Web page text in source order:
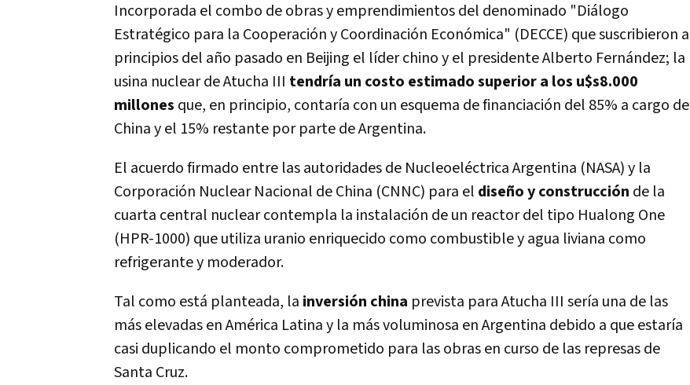
Incorporada el combo de obras y emprendimientos del denominado "Diálogo
Estratégico para la Cooperación y Coordinación Económica" (DECCE) que suscribieron a
principios del año pasado en Beijing el líder chino y el presidente Alberto Fernández; la
usina nuclear de Atucha III tendría un costo estimado superior a los u$s8.000
millones que, en principio, contaría con un esquema de financiación del 85% a cargo de
China y el 15% restante por parte de Argentina.
El acuerdo firmado entre las autoridades de Nucleoeléctrica Argentina (NASA) y la
Corporación Nuclear Nacional de China (CNNC) para el diseño y construcción de la
cuarta central nuclear contempla la instalación de un reactor del tipo Hualong One
(HPR-1000) que utiliza uranio enriquecido como combustible y agua liviana como
refrigerante y moderador.
Tal como está planteada, la inversión china prevista para Atucha III sería una de las
más elevadas en América Latina y la más voluminosa en Argentina debido a que estaría
casi duplicando el monto comprometido para las obras en curso de las represas de
Santa Cruz.